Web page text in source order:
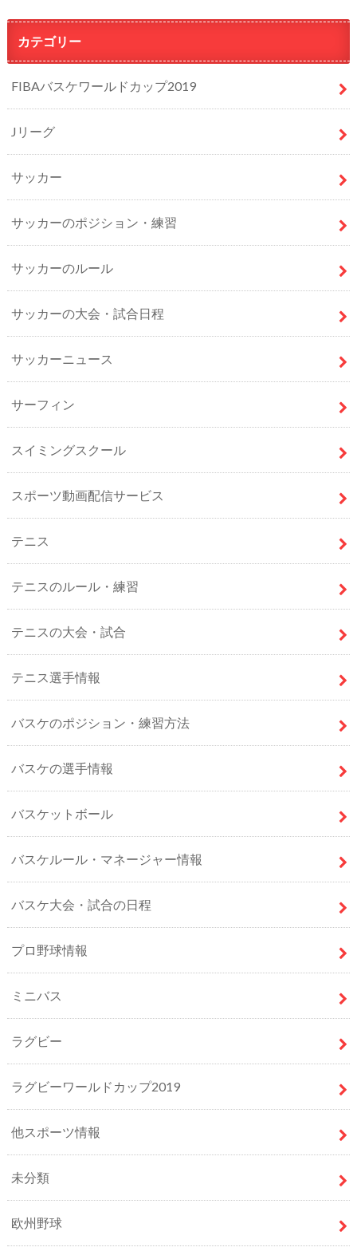
カテゴリー
FIBAバスケワールドカップ2019
Jリーグ
サッカー
サッカーのポジション・練習
サッカーのルール
サッカーの大会・試合日程
サッカーニュース
サーフィン
スイミングスクール
スポーツ動画配信サービス
テニス
テニスのルール・練習
テニスの大会・試合
テニス選手情報
バスケのポジション・練習方法
バスケの選手情報
バスケットボール
バスケルール・マネージャー情報
バスケ大会・試合の日程
プロ野球情報
ミニバス
ラグビー
ラグビーワールドカップ2019
他スポーツ情報
未分類
欧州野球